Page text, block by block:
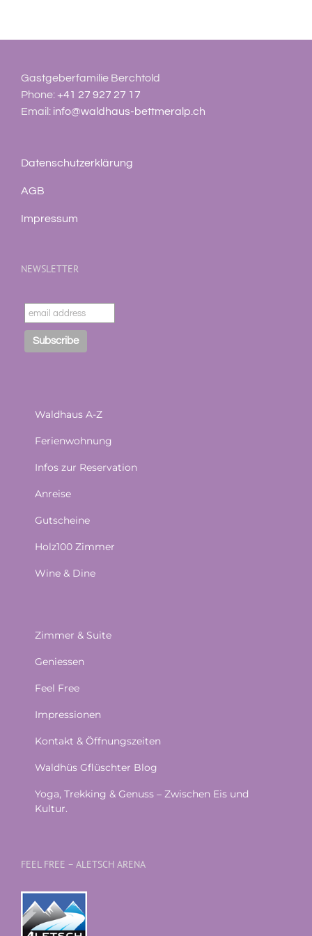
Gastgeberfamilie Berchtold
Phone:+41 27 927 27 17
Email: info@waldhaus-bettmeralp.ch
Datenschutzerklärung
AGB
Impressum
NEWSLETTER
Waldhaus A-Z
Ferienwohnung
Infos zur Reservation
Anreise
Gutscheine
Holz100 Zimmer
Wine & Dine
Zimmer & Suite
Geniessen
Feel Free
Impressionen
Kontakt & Öffnungszeiten
Waldhüs Gflüschter Blog
Yoga, Trekking & Genuss – Zwischen Eis und
Kultur.
FEEL FREE – ALETSCH ARENA